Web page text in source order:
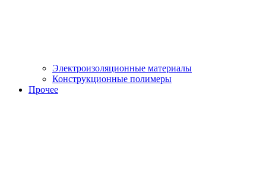
Электроизоляционные материалы
Конструкционные полимеры
Прочее